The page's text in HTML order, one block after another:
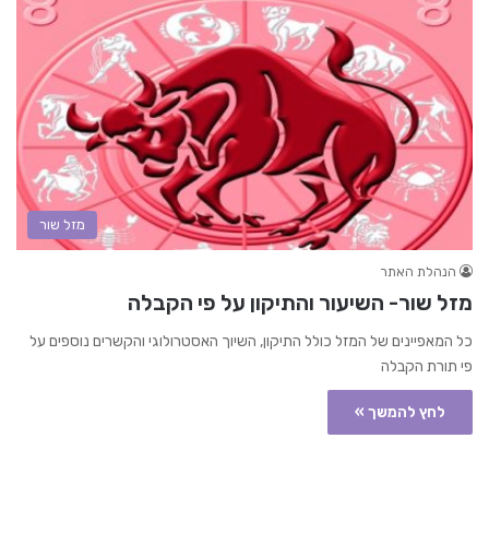
מזל שור
הנהלת האתר
מזל שור- השיעור והתיקון על פי הקבלה
כל המאפיינים של המזל כולל התיקון, השיוך האסטרולוגי והקשרים נוספים על
פי תורת הקבלה
לחץ להמשך »